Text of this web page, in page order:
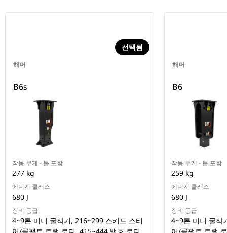
해머
선택됨
B6s
작동 무게 - 툴 포함
277 kg
에너지 클래스
680 J
장비 등급
4~9톤 미니 굴삭기, 216~299 스키드 스티
해머
B6
작동 무게 - 툴 포함
259 kg
에너지 클래스
680 J
장비 등급
4~9톤 미니 굴삭